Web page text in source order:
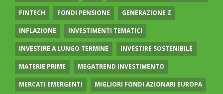
FINTECH FONDI PENSIONE GENERAZIONE Z
INFLAZIONE INVESTIMENTI TEMATICI
INVESTIRE A LUNGO TERMINE INVESTIRE SOSTENIBILE
MATERIE PRIME MEGATREND INVESTIMENTO
MERCATI EMERGENTI MIGLIORI FONDI AZIONARI EUROPA